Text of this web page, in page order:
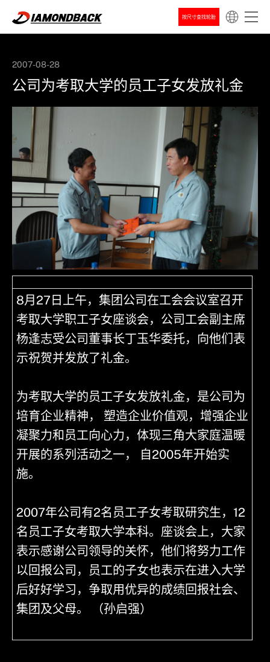
按尺寸查找轮胎
新闻
2007-08-28
公司为考取大学的员工子女发放礼金
8月27日上午，集团公司在工会会议室召开
考取大学职工子女座谈会，公司工会副主席
杨逢志受公司董事长丁玉华委托，向他们表
示祝贺并发放了礼金。
为考取大学的员工子女发放礼金，是公司为
培育企业精神， 塑造企业价值观，增强企业
凝聚力和员工向心力，体现三角大家庭温暖
开展的系列活动之一， 自2005年开始实
施。
2007年公司有2名员工子女考取研究生，12
名员工子女考取大学本科。座谈会上，大家
表示感谢公司领导的关怀，他们将努力工作
以回报公司，员工的子女也表示在进入大学
后好好学习，争取用优异的成绩回报社会、
集团及父母。 （孙启强）